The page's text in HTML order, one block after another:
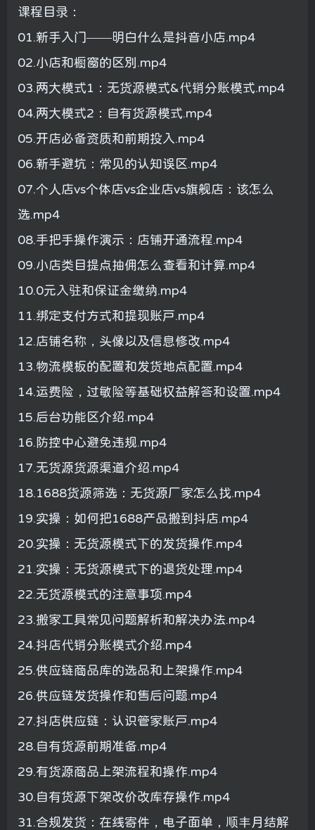
课程目录：
01.新手入门——明白什么是抖音小店.mp4
02.小店和橱窗的区别.mp4
03.两大模式1：无货源模式&代销分账模式.mp4
04.两大模式2：自有货源模式.mp4
05.开店必备资质和前期投入.mp4
06.新手避坑：常见的认知误区.mp4
07.个人店vs个体店vs企业店vs旗舰店：该怎么
选.mp4
08.手把手操作演示：店铺开通流程.mp4
09.小店类目提点抽佣怎么查看和计算.mp4
10.0元入驻和保证金缴纳.mp4
11.绑定支付方式和提现账户.mp4
12.店铺名称，头像以及信息修改.mp4
13.物流模板的配置和发货地点配置.mp4
14.运费险，过敏险等基础权益解答和设置.mp4
15.后台功能区介绍.mp4
16.防控中心避免违规.mp4
17.无货源货源渠道介绍.mp4
18.1688货源筛选：无货源厂家怎么找.mp4
19.实操：如何把1688产品搬到抖店.mp4
20.实操：无货源模式下的发货操作.mp4
21.实操：无货源模式下的退货处理.mp4
22.无货源模式的注意事项.mp4
23.搬家工具常见问题解析和解决办法.mp4
24.抖店代销分账模式介绍.mp4
25.供应链商品库的选品和上架操作.mp4
26.供应链发货操作和售后问题.mp4
27.抖店供应链：认识管家账户.mp4
28.自有货源前期准备.mp4
29.有货源商品上架流程和操作.mp4
30.自有货源下架改价改库存操作.mp4
31.合规发货：在线寄件，电子面单，顺丰月结解